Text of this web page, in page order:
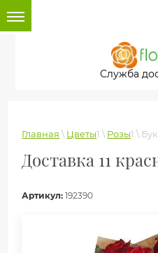
Служба
Главная \ Цветы1 \ Розы1 \
Доставка 11
Артикул: 192390